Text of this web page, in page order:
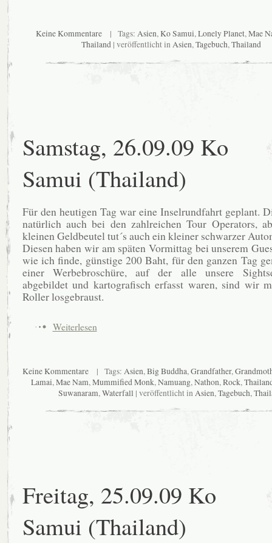
Keine Kommentare| Tags: Asien,Ko Samui,Lonely Planet,Mae
Thailand| veröffentlicht inAsien,Tagebuch,Thailand
Samstag, 26.09.09 Ko
Samui (Thailand)
Für den heutigen Tag war eine Inselrundfahrt geplant.
natürlich auch bei den zahlreichen Tour Operators,
kleinen Geldbeutel tut´s auch ein kleiner schwarzer
Diesen haben wir am späten Vormittag bei unserem
wie ich finde, günstige 200 Baht, für den ganzen Tag
einer Werbebroschüre, auf der alle unsere
abgebildet und kartografisch erfasst waren, sind wir
Roller losgebraust.
Weiterlesen
Keine Kommentare | Tags: Asien,Big Buddha,Grandfather,
Lamai,Mae Nam,Mummified Monk,Namuang,Nathon,Rock,
Suwanaram,Waterfall | veröffentlicht inAsien,Tagebuch,
Freitag, 25.09.09 Ko
Samui (Thailand)